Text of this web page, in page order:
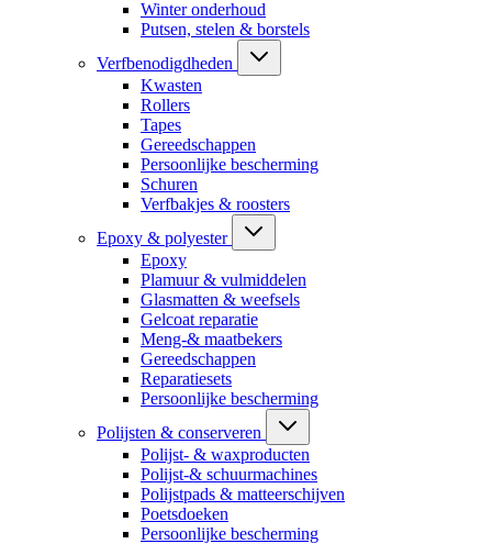
Winter onderhoud
Putsen, stelen & borstels
Verfbenodigdheden
Kwasten
Rollers
Tapes
Gereedschappen
Persoonlijke bescherming
Schuren
Verfbakjes & roosters
Epoxy & polyester
Epoxy
Plamuur & vulmiddelen
Glasmatten & weefsels
Gelcoat reparatie
Meng-& maatbekers
Gereedschappen
Reparatiesets
Persoonlijke bescherming
Polijsten & conserveren
Polijst- & waxproducten
Polijst-& schuurmachines
Polijstpads & matteerschijven
Poetsdoeken
Persoonlijke bescherming